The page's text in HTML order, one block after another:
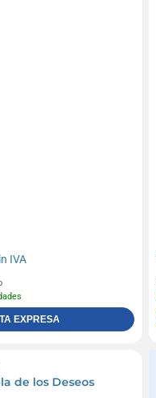
IVA
EXPRESA
de los Deseos